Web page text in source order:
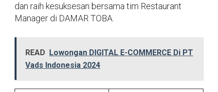
dan raih kesuksesan bersama tim Restaurant
Manager di DAMAR TOBA.
READ Lowongan DIGITAL E-COMMERCE Di PT
Vads Indonesia 2024